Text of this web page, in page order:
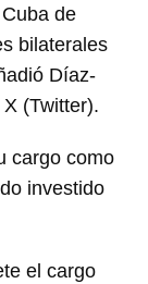
de
bilaterales
Díaz-
(Twitter).
cargo como
investido
el cargo